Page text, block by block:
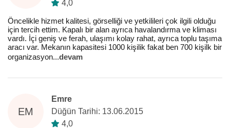
4,0
Öncelikle hizmet kalitesi, görselliği ve yetkilileri çok ilgili olduğu
için tercih ettim. Kapalı bir alan ayrıca havalandırma ve kliması
vardı. İçi geniş ve ferah, ulaşımı kolay rahat, ayrıca toplu taşıma
aracı var. Mekanın kapasitesi 1000 kişilik fakat ben 700 kişilk bir
organizasyon...devam
EM
Emre
Düğün Tarihi: 13.06.2015
4,0